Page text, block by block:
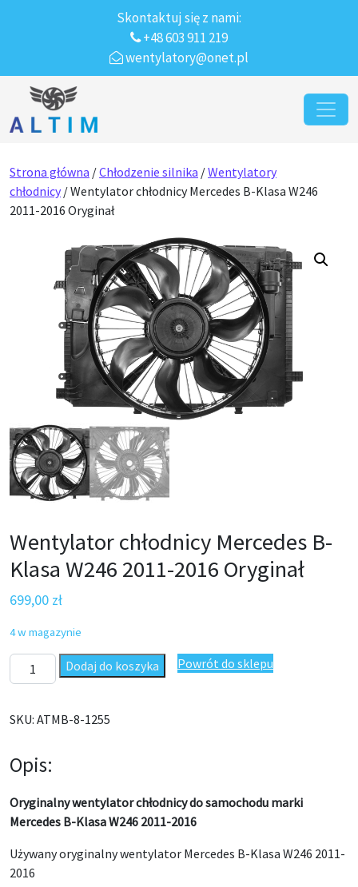
Skontaktuj się z nami:
+48 603 911 219
wentylatory@onet.pl
Przejdź do treści
Main Navigation
Strona główna /Chłodzenie silnika /Wentylatory
chłodnicy / Wentylator chłodnicy Mercedes B-Klasa W246
2011-2016 Oryginał
Wentylator chłodnicy Mercedes B-
Klasa W246 2011-2016 Oryginał
699,00 zł
4 w magazynie
ilość Wentylator chłodnicy Mercedes B-Klasa W246 2011-2016
Dodaj do koszyka Powrót do sklepu
SKU: ATMB-8-1255
Opis:
Oryginalny wentylator chłodnicy do samochodu marki
Mercedes B-Klasa W246 2011-2016
Używany oryginalny wentylator Mercedes B-Klasa W246 2011-
2016